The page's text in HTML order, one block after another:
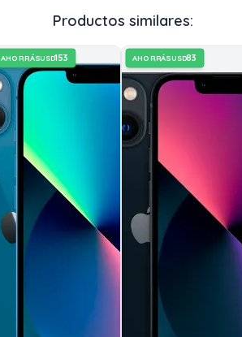
Productos similares:
AHORRÁSUSD153 AHORRÁSUSD83